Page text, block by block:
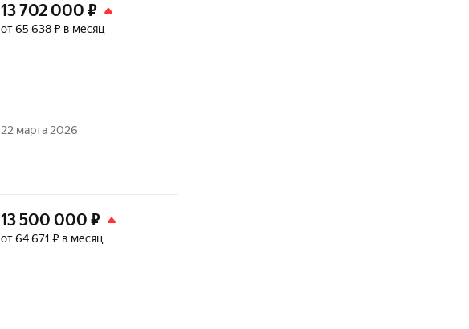
13 702 000 ₽
от 65 638 ₽ в месяц
22 марта 2026
13 500 000 ₽
от 64 671 ₽ в месяц